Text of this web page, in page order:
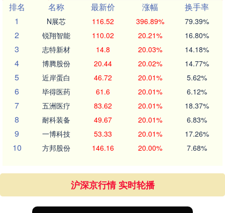
排名
名称 最新价 涨幅
换手率
1
N展芯 116.52 396.89% 79.39%
2 锐翔智能 110.02 20.21% 16.80%
3 志特新材 14.8 20.03% 14.18%
4 博腾股份 20.44 20.02% 14.77%
5 近岸蛋白 46.72 20.01% 5.62%
6 毕得医药 61.6 20.01% 6.12%
7 五洲医疗 83.62 20.01% 18.37%
8 耐科装备 49.67 20.01% 6.83%
9 一博科技 53.33 20.01% 17.26%
10 方邦股份 146.16 20.00% 7.68%
沪深京行情 实时轮播